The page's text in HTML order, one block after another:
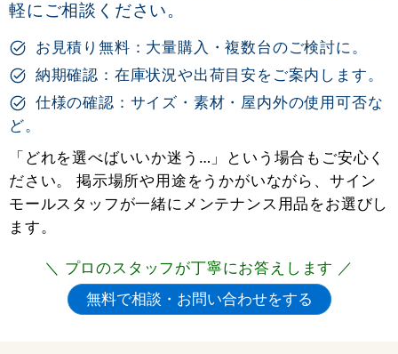
軽にご相談ください。
お見積り無料：大量購入・複数台のご検討に。
納期確認：在庫状況や出荷目安をご案内します。
仕様の確認：サイズ・素材・屋内外の使用可否な
ど。
「どれを選べばいいか迷う…」という場合もご安心く
ださい。 掲示場所や用途をうかがいながら、サイン
モールスタッフが一緒にメンテナンス用品をお選びし
ます。
＼ プロのスタッフが丁寧にお答えします ／